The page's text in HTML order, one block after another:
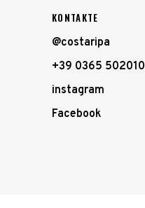
KONTAKTE
@costaripa
+39 0365 502010
instagram
Facebook